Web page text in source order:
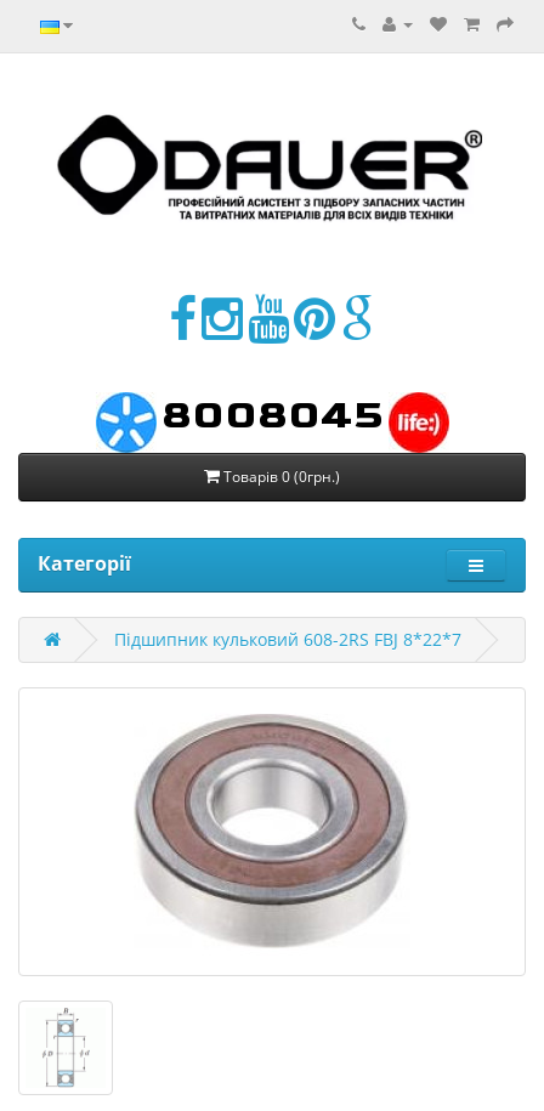
8008045
Товарів 0 (0грн.)
Категорії
Підшипник кульковий 608-2RS FBJ 8*22*7